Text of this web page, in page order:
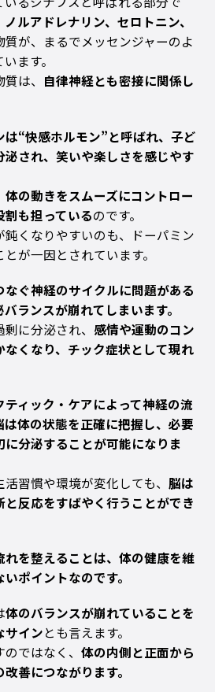
ルアドレナリン、セロトニン、
質が、まるでメッセンジャーのよ
ます。
は、 自律神経とも密接に関係し
は“快感ホルモン”と呼ばれ、子ど
され、笑いや楽しさを感じやす
体の動きをスムーズにコントロー
も担っているのです。
くなりやすいのも、ドーパミン
が一因とされています。
なぐ神経のサイクルに問題がある
ランスが崩れてしまいます。
に分泌され、 感情や運動のコン
なくなり、チック症状として現れ
ティック・ケアによって神経の流
体の状態を正確に把握し、必要
分泌することが可能になりま
活習慣や環境が変化しても、脳は
反応をすばやく行うことができ
れを整えることは、体の健康を維
ポイントなのです。
体のバランスが崩れていることを
サインとも言えます。
のではなく、体の内側と正面から
善につながります。